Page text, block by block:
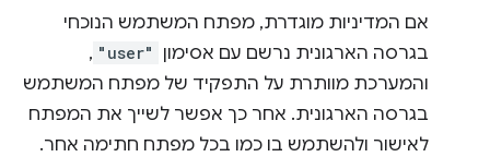
אם המדיניות מוגדרת, מפתח המשתמש הנוכחי
בגרסה הארגונית נרשם עם אסימון
"user"
,
והמערכת מוותרת על התפקיד של מפתח המשתמש
בגרסה הארגונית. אחר כך אפשר לשייך את המפתח
לאישור ולהשתמש בו כמו בכל מפתח חתימה אחר.